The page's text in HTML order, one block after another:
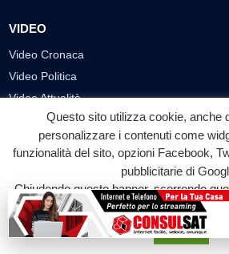
VIDEO
Video Cronaca
Video Politica
Video Attualità
Video Economia
Video Cultura
Video Tecnologie
Video Curiosità
Video
Questo sito utilizza cookie, anche
personalizzare i contenuti come
funzionalità del sito, opzioni Facebook,
pubblicitarie di
Chiudendo questo banner, scorrendo
su qualunque suo elemento
Accetta